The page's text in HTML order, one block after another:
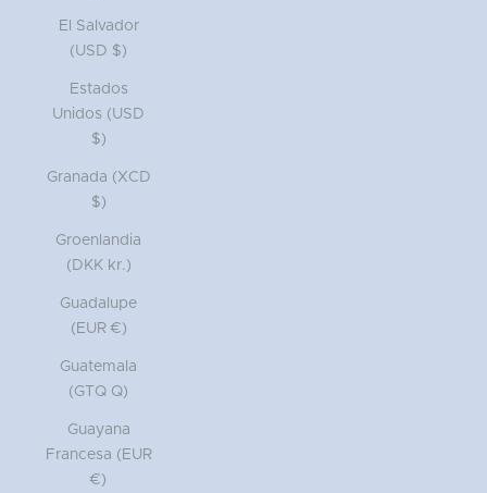
El Salvador
(USD $)
Estados
Unidos (USD
$)
Granada (XCD
$)
Groenlandia
(DKK kr.)
Guadalupe
(EUR €)
Guatemala
(GTQ Q)
Guayana
Francesa (EUR
€)